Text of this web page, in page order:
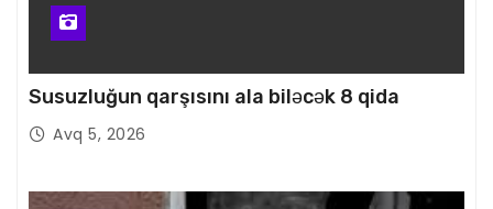
Susuzluğun qarşısını ala biləcək 8 qida
Avq 5, 2026